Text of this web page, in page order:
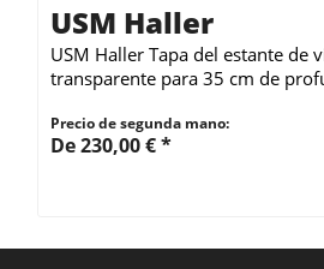
USM Haller
USM Haller Tapa del estante de
transparente para 35 cm de
Precio de segunda mano:
De 230,00 € *